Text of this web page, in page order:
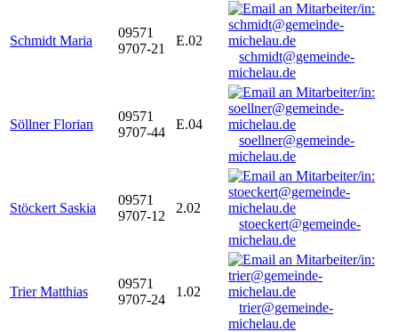
Schmidt Maria
09571
9707-21
E.02
schmidt@gemeinde-
michelau.de
Söllner Florian
09571
9707-44
E.04
soellner@gemeinde-
michelau.de
Stöckert Saskia
09571
9707-12
2.02
stoeckert@gemeinde-
michelau.de
Trier Matthias
09571
9707-24
1.02
trier@gemeinde-
michelau.de